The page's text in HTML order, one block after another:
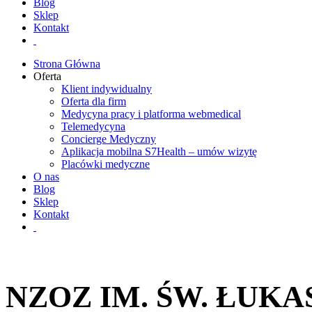
Blog
Sklep
Kontakt
Strona Główna
Oferta
Klient indywidualny
Oferta dla firm
Medycyna pracy i platforma webmedical
Telemedycyna
Concierge Medyczny
Aplikacja mobilna S7Health – umów wizytę
Placówki medyczne
O nas
Blog
Sklep
Kontakt
NZOZ IM. ŚW.